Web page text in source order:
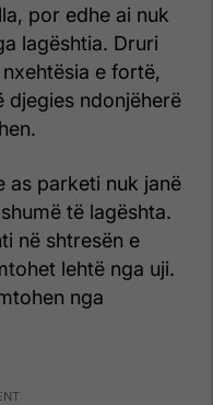
por edhe ai nuk
lagështia. Druri
e fortë,
djegies ndonjëherë
as parketi nuk janë
të lagështa.
në shtresën e
lehtë nga uji.
nga